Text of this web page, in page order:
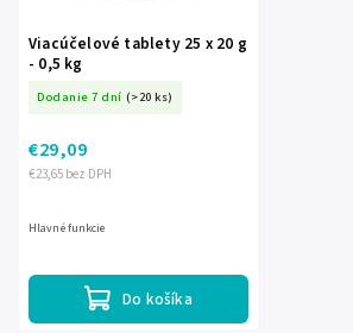
Viacúčelové tablety 25 x 20 g
- 0,5 kg
Dodanie 7 dní (>20 ks)
€23,65 bez DPH
€29,09
Do košíka
Hlavné funkcie